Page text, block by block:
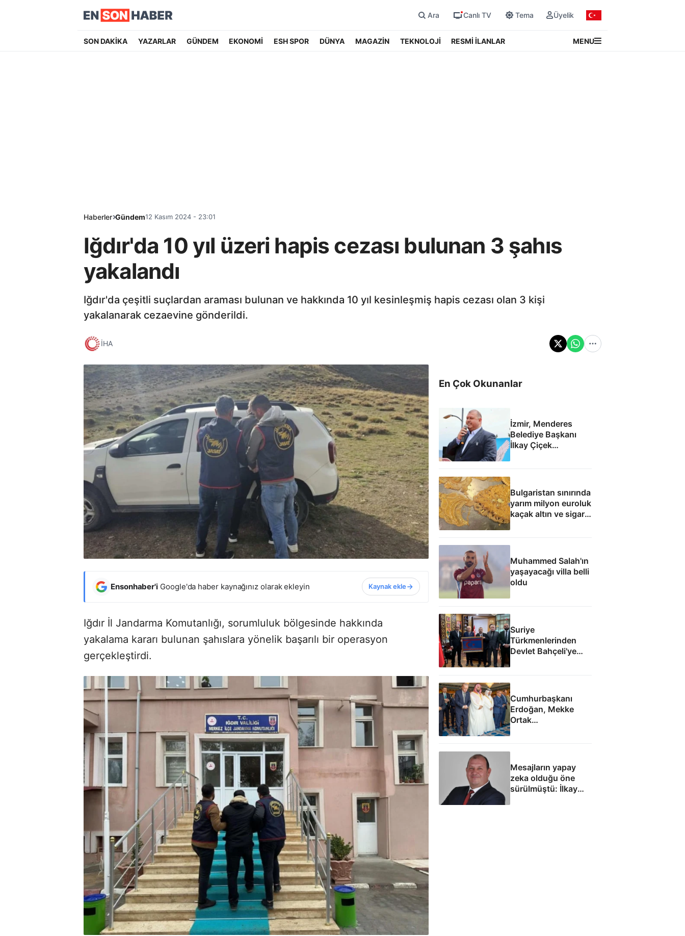
Ara Canlı TV Tema Üyelik
SON DAKİKA YAZARLAR GÜNDEM EKONOMİ ESH SPOR DÜNYA MAGAZİN TEKNOLOJİ RESMİ İLANLAR MENU
Haberler Gündem12 Kasım 2024 - 23:01
Iğdır'da 10 yıl üzeri hapis cezası bulunan 3 şahıs
yakalandı
Iğdır'da çeşitli suçlardan araması bulunan ve hakkında 10 yıl kesinleşmiş hapis cezası olan 3 kişi
yakalanarak cezaevine gönderildi.
İHA
Ensonhaber'i Google'da haber kaynağınız olarak ekleyin Kaynak ekle
Iğdır İl Jandarma Komutanlığı, sorumluluk bölgesinde hakkında
yakalama kararı bulunan şahıslara yönelik başarılı bir operasyon
gerçekleştirdi.
En Çok Okunanlar
İzmir, Menderes
Belediye Başkanı
İlkay Çiçek
Bulgaristan sınırında
yarım milyon euroluk
kaçak altın ve sigara
yakalandı
Muhammed Salah'ın
yaşayacağı villa belli
oldu
Suriye
Türkmenlerinden
Devlet Bahçeli'ye
yapılanma gündemi
Cumhurbaşkanı
Erdoğan, Mekke
Ortak
Anlaşması'ndan
kıldı
Mesajların yapay
zeka olduğu öne
sürülmüştü: İlkay